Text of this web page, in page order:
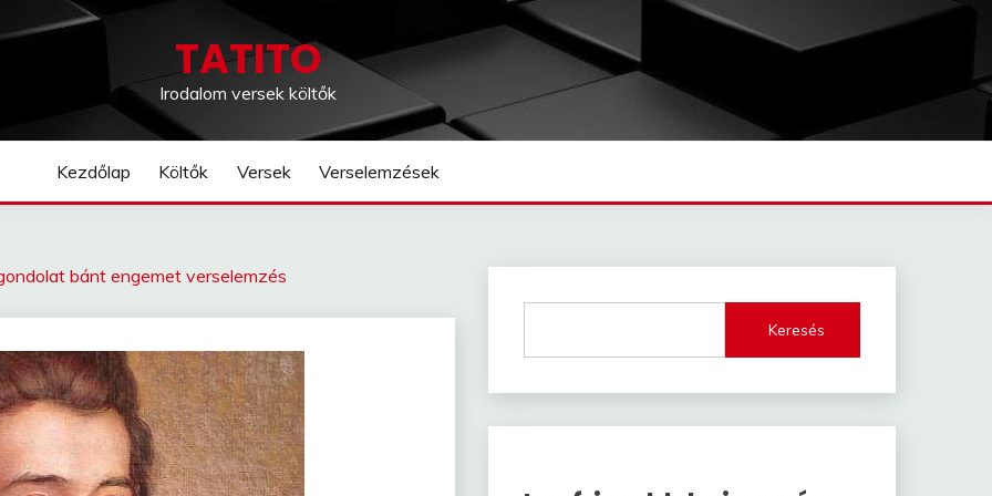
TATITO
Irodalom versek költők
Kezdőlap Költők Versek Verselemzések
bánt engemet verselemzés
Keresés